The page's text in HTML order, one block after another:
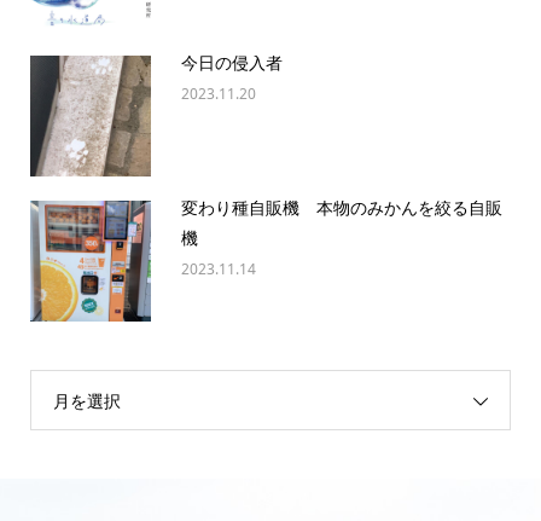
今日の侵入者
2023.11.20
変わり種自販機 本物のみかんを絞る自販
機
2023.11.14
月を選択